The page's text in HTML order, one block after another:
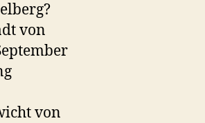
von
von